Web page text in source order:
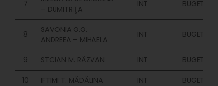
7
– DUMITRIŢA
INT BUGET
8
SAVONIA G.G.
ANDREEA – MIHAELA
INT BUGET
9 STOIAN M. RĂZVAN INT BUGET
10 IFTIMI T. MĂDĂLINA INT BUGET